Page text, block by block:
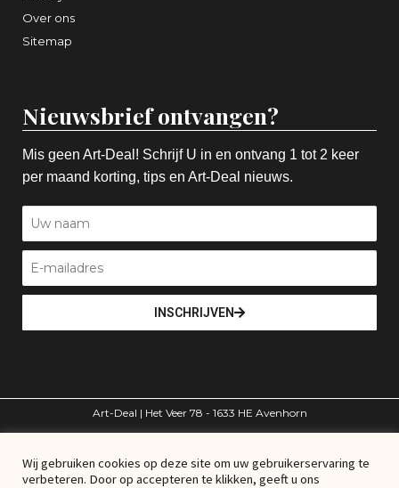
Over ons
Sitemap
Nieuwsbrief ontvangen?
Mis geen Art-Deal! Schrijf U in en ontvang 1 tot 2 keer
per maand korting, tips en Art-Deal nieuws.
INSCHRIJVEN
Art-Deal | Het Veer 78 - 1633 HE Avenhorn
Wij gebruiken cookies op deze site om uw gebruikerservaring te
verbeteren. Door op accepteren te klikken, geeft u ons